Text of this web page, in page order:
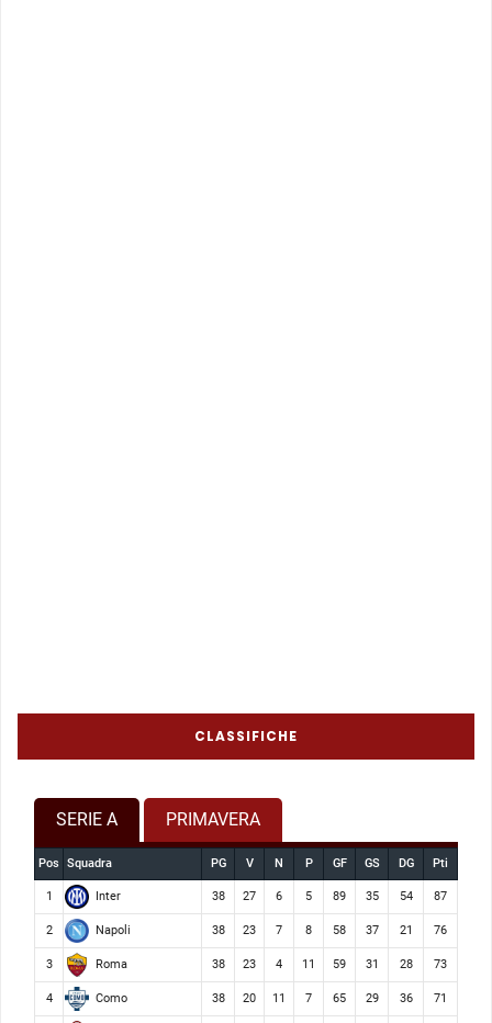
CLASSIFICHE
SERIE A PRIMAVERA
Pos Squadra PG V N P GF GS DG Pti
1 Inter 38 27 6 5 89 35 54 87
2 Napoli 38 23 7 8 58 37 21 76
3 Roma 38 23 4 11 59 31 28 73
4 Como 38 20 11 7 65 29 36 71